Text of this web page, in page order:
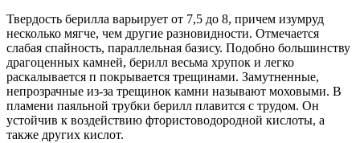
Твердость берилла варьирует от 7,5 до 8, причем изумруд
несколько мягче, чем другие разновидности. Отмечается
слабая спайность, параллельная базису. Подобно большинству
драгоценных камней, берилл весьма хрупок и легко
раскалывается п покрывается трещинами. Замутненные,
непрозрачные из-за трещинок камни называют моховыми. В
пламени паяльной трубки берилл плавится с трудом. Он
устойчив к воздействию фтористоводородной кислоты, а
также других кислот.